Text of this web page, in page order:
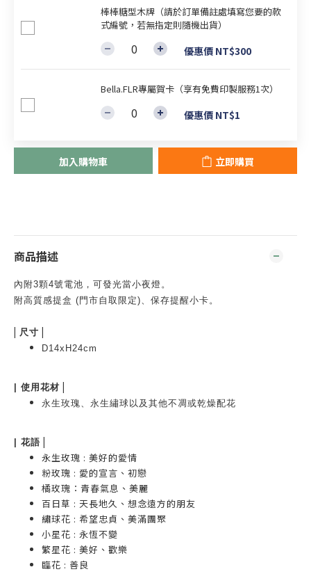
棒棒糖型木牌（請於訂單備註處填寫您要的款
式編號，若無指定則隨機出貨）
優惠價 NT$300
Bella.FLR專屬賀卡（享有免費印製服務1次）
優惠價 NT$1
加入購物車 立即購買
商品描述
內附3顆4號電池，可發光當小夜燈。
附高質感提盒 (門市自取限定)、保存提醒小卡。
| 尺寸 |
D14xH24cm
使用花材 |
永生玫瑰、永生繡球以及其他不凋或乾燥配花
花語 |
永生玫瑰 : 美好的愛情
粉玫瑰 : 愛的宣言、初戀
橘玫瑰：青春氣息、美麗
百日草 : 天長地久、想念遠方的朋友
繡球花 : 希望忠貞、美滿團聚
小星花 : 永恆不變
繁星花 : 美好、歡樂
臨花 : 善良